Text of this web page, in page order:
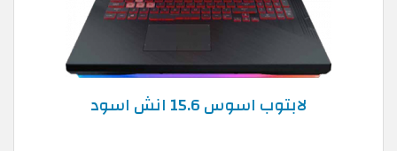
لابتوب اسوس 15.6 انش اسود